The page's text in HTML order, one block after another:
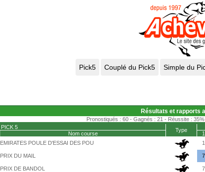
Résultats et rapports
Pronostiqués : 60 - Gagnés : 21 - Réussite :
PICK 5
Type
Nom course 1
EMIRATES POULE D'ESSAI DES POU 1
PRIX DU MAIL 7
PRIX DE BANDOL 7